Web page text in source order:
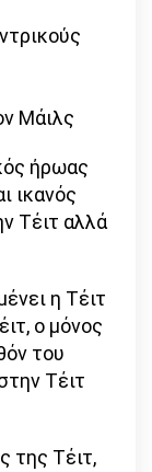
Μάιλς
ήρωας
ικανός
Τέιτ αλλά
η Τέιτ
ο μόνος
του
Τέιτ
της Τέιτ,